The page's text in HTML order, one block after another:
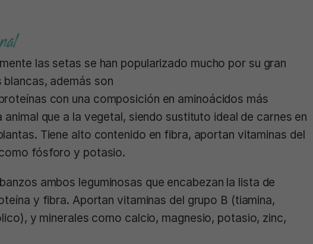
las setas se han popularizado mucho por su gran
además son
con una composición en aminoácidos más
animal que a la vegetal, siendo sustituto ideal de carnes en
Tiene alto contenido en fibra, aportan vitaminas del
fósforo y potasio.
ambos leguminosas que encabezan la lista de
y fibra. Aportan vitaminas del grupo B (tiamina,
y minerales como calcio, magnesio, potasio, zinc,